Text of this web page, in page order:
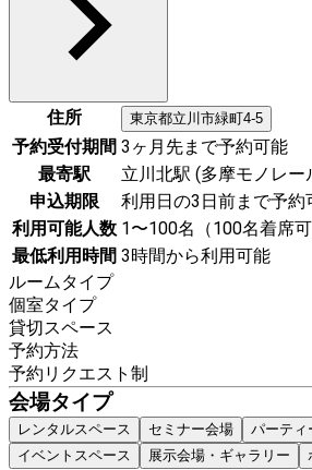
住所 東京都立川市緑町4-5
予約受付期間 3ヶ月先まで予約可能
最寄駅
立川北駅 (多摩モノレー
申込期限
利用日の3日前まで予約
利用可能人数 1〜100名（100名着席
最低利用時間 3時間から利用可能
ルームタイプ
個室タイプ
貸切スペース
予約方法
予約リクエスト制
会場タイプ
レンタルスペース セミナー会場
パーティ
イベントスペース
展示会場・ギャラリー